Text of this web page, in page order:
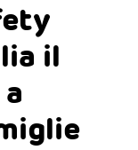
il